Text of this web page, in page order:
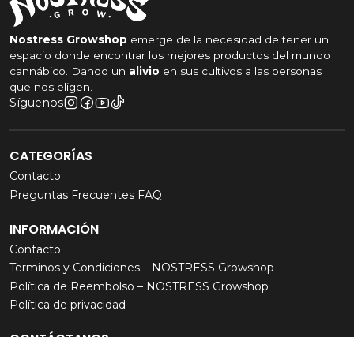
Nostress Growshop emerge de la necesidad de tener un
espacio donde encontrar los mejores productos del mundo
cannábico. Dando un alivio en sus cultivos a las personas
que nos eligen.
Síguenos
CATEGORÍAS
Contacto
Preguntas Frecuentes FAQ
INFORMACIÓN
Contacto
Terminos y Condiciones – NOSTRESS Growshop
Política de Reembolso – NOSTRESS Growshop
Política de privacidad